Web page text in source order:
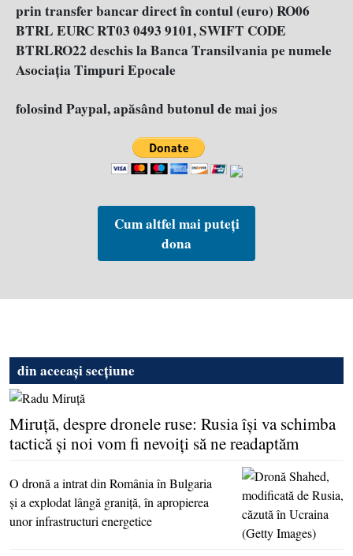
prin transfer bancar direct în contul (euro) RO06
BTRL EURC RT03 0493 9101, SWIFT CODE
BTRLRO22 deschis la Banca Transilvania pe numele
Asociația Timpuri Epocale
folosind Paypal, apăsând butonul de mai jos
Cum altfel mai puteți
dona
din aceeași secțiune
Miruţă, despre dronele ruse: Rusia îşi va schimba
tactică şi noi vom fi nevoiţi să ne readaptăm
O dronă a intrat din România în Bulgaria
şi a explodat lângă graniţă, în apropierea
unor infrastructuri energetice